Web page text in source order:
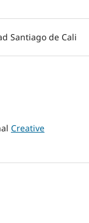
Santiago de Cali
Creative